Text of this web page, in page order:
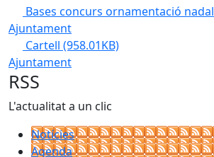
Bases concurs ornamentació nadal
Ajuntament
Cartell (958.01KB)
Ajuntament
RSS
L'actualitat a un clic
Notícies
Agenda